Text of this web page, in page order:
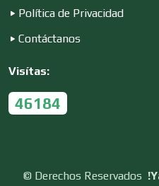
Copiadoras
Cortinas,
Política de Privacidad
Contáctanos
Visítas:
46184
© Derechos Reservados